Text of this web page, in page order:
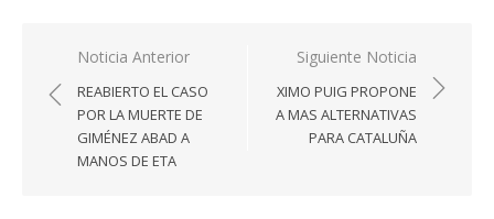
Navegación
de
entradas
Noticia Anterior
REABIERTO EL CASO
POR LA MUERTE DE
GIMÉNEZ ABAD A
MANOS DE ETA
Siguiente Noticia
XIMO PUIG PROPONE
A MAS ALTERNATIVAS
PARA CATALUÑA